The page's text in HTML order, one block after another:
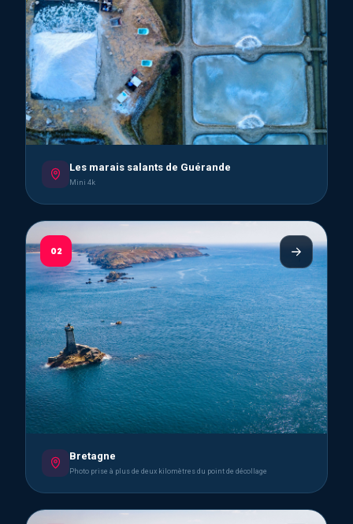
Les marais salants de Guérande
Mini 4k
02
Bretagne
Photo prise à plus de deux kilomètres du point de décollage